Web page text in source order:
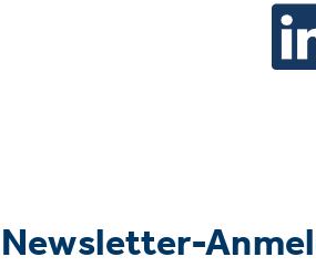
Newsletter-